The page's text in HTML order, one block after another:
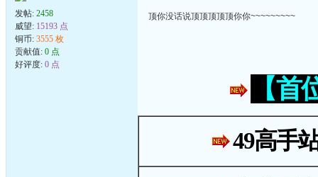
发帖: 2458
威望: 15193 点
铜币: 3555 枚
贡献值: 0 点
好评度: 0 点
顶你没话说顶顶顶顶顶你你~~~~~~~~~
【
49高手